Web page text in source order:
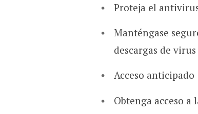
Proteja el
Manténgase
descargas de
Acceso anticipado
Obtenga acceso